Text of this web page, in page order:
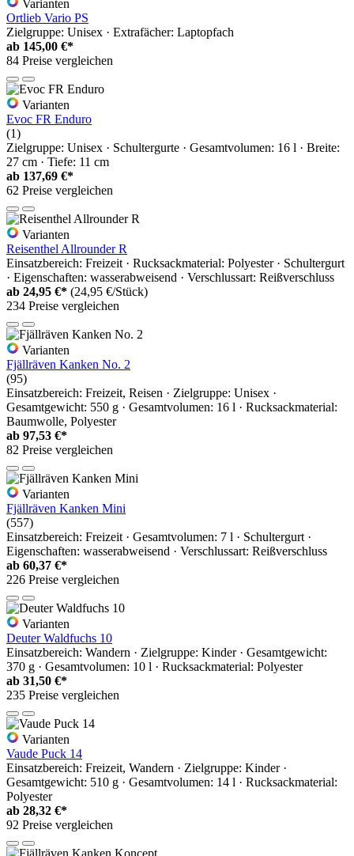
Varianten
Ortlieb Vario PS
Zielgruppe: Unisex · Extrafächer: Laptopfach
ab 145,00 €*
84 Preise vergleichen
Varianten
Evoc FR Enduro
(1)
Zielgruppe: Unisex · Schultergurte · Gesamtvolumen: 16 l · Breite:
27 cm · Tiefe: 11 cm
ab 137,69 €*
62 Preise vergleichen
Varianten
Reisenthel Allrounder R
Einsatzbereich: Freizeit · Rucksackmaterial: Polyester · Schultergurt
· Eigenschaften: wasserabweisend · Verschlussart: Reißverschluss
ab 24,95 €* (24,95 €/Stück)
234 Preise vergleichen
Varianten
Fjällräven Kanken No. 2
(95)
Einsatzbereich: Freizeit, Reisen · Zielgruppe: Unisex ·
Gesamtgewicht: 550 g · Gesamtvolumen: 16 l · Rucksackmaterial:
Baumwolle, Polyester
ab 97,53 €*
82 Preise vergleichen
Varianten
Fjällräven Kanken Mini
(557)
Einsatzbereich: Freizeit · Gesamtvolumen: 7 l · Schultergurt ·
Eigenschaften: wasserabweisend · Verschlussart: Reißverschluss
ab 60,37 €*
226 Preise vergleichen
Varianten
Deuter Waldfuchs 10
Einsatzbereich: Wandern · Zielgruppe: Kinder · Gesamtgewicht:
370 g · Gesamtvolumen: 10 l · Rucksackmaterial: Polyester
ab 31,50 €*
235 Preise vergleichen
Varianten
Vaude Puck 14
Einsatzbereich: Freizeit, Wandern · Zielgruppe: Kinder ·
Gesamtgewicht: 510 g · Gesamtvolumen: 14 l · Rucksackmaterial:
Polyester
ab 28,32 €*
92 Preise vergleichen